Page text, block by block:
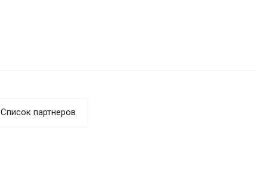
Список партнеров